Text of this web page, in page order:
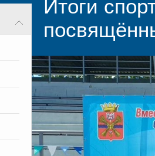
Итоги